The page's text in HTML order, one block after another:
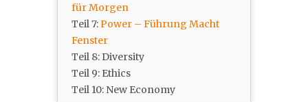
für Morgen
Teil 7:Power – Führung Macht
Fenster
Teil 8: Diversity
Teil 9: Ethics
Teil 10: New Economy